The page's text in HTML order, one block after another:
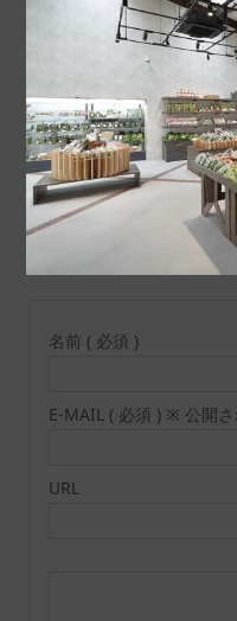
コメント ( 0 )
この記事へのコメントは
名前 ( 必須 )
E-MAIL ( 必須 ) ※ 公開
URL